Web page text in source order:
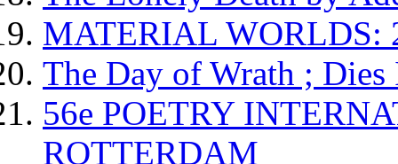
MATERIAL WORLDS:
The Day of Wrath ;
56e POETRY
ROTTERDAM